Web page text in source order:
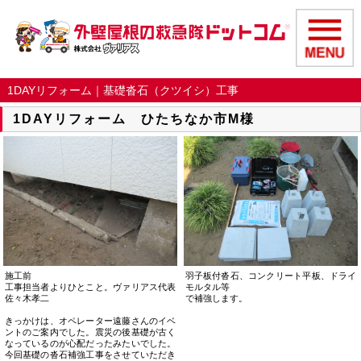
1DAYリフォーム｜基礎沓石（クツイシ）工事
1DAYリフォーム ひたちなか市M様
施工前
工事担当者よりひとこと。ヴァリアス代表
佐々木孝二
きっかけは、オペレーター遠藤さんのイベ
ントのご案内でした。震災の後基礎が古く
なっているのが心配だったみたいでした。
今回基礎の沓石補強工事をさせていただき
羽子板付沓石、コンクリート平板、ドライ
モルタル等
で補強します。